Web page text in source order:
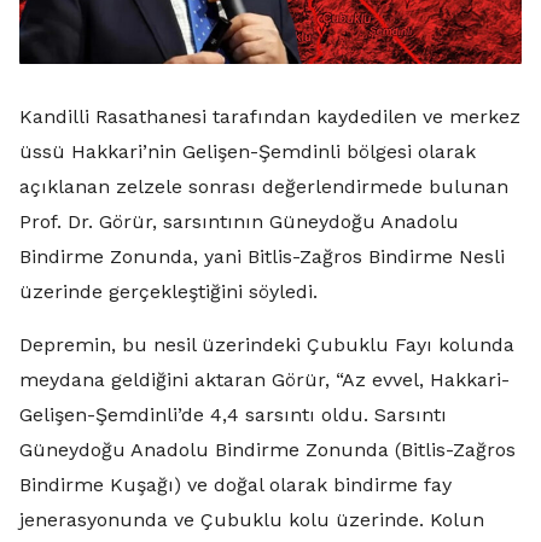
Kandilli Rasathanesi tarafından kaydedilen ve merkez
üssü Hakkari’nin Gelişen-Şemdinli bölgesi olarak
açıklanan zelzele sonrası değerlendirmede bulunan
Prof. Dr. Görür, sarsıntının Güneydoğu Anadolu
Bindirme Zonunda, yani Bitlis-Zağros Bindirme Nesli
üzerinde gerçekleştiğini söyledi.
Depremin, bu nesil üzerindeki Çubuklu Fayı kolunda
meydana geldiğini aktaran Görür, “Az evvel, Hakkari-
Gelişen-Şemdinli’de 4,4 sarsıntı oldu. Sarsıntı
Güneydoğu Anadolu Bindirme Zonunda (Bitlis-Zağros
Bindirme Kuşağı) ve doğal olarak bindirme fay
jenerasyonunda ve Çubuklu kolu üzerinde. Kolun